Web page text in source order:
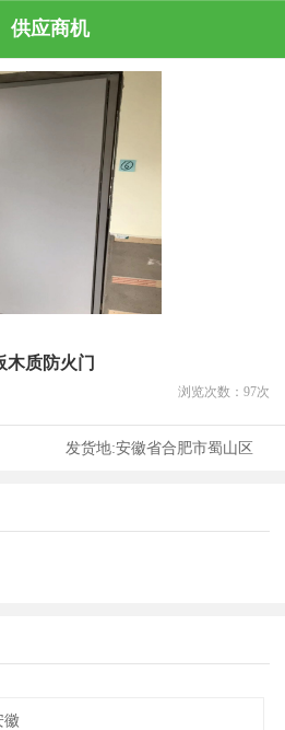
供应商机
木质防火门
浏览次数： 97次
发货地:安徽省合肥市蜀山区
徽